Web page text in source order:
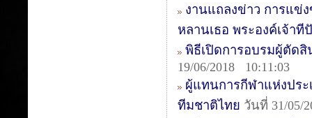
งานแถลงข่าว การแข่
หลานเธอ พระองค์เจ้าที
พิธีเปิดการอบรมผู้ตัดสิ
19/06/2018 10:11:03
ผู้แทนการกีฬาแห่งปร
ทีมชาติไทย วันที่ 31/05/